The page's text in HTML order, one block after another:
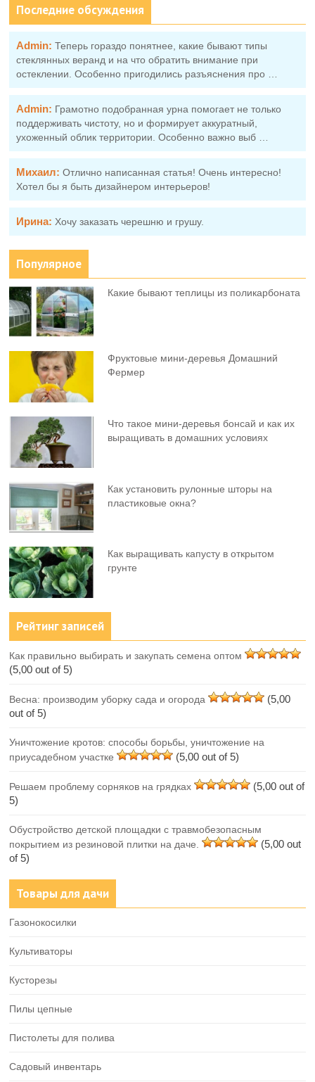
Последние обсуждения
Admin: Теперь гораздо понятнее, какие бывают типы
стеклянных веранд и на что обратить внимание при
остеклении. Особенно пригодились разъяснения про …
Admin: Грамотно подобранная урна помогает не только
поддерживать чистоту, но и формирует аккуратный,
ухоженный облик территории. Особенно важно выб …
Михаил: Отлично написанная статья! Очень интересно!
Хотел бы я быть дизайнером интерьеров!
Ирина: Хочу заказать черешню и грушу.
Популярное
Какие бывают теплицы из поликарбоната
Фруктовыe мини-деревья Домашний
Фермер
Что такое мини-деревья бонсай и как их
выращивать в домашних условиях
Как установить рулонные шторы на
пластиковые окна?
Как выращивать капусту в открытом
грунте
Рейтинг записей
Как правильно выбирать и закупать семена оптом
(5,00 out of 5)
Весна: производим уборку сада и огорода
(5,00
out of 5)
Уничтожение кротов: способы борьбы, уничтожение на
приусадебном участке
(5,00 out of 5)
Решаем проблему сорняков на грядках
(5,00 out of
5)
Обустройство детской площадки с травмобезопасным
покрытием из резиновой плитки на даче.
(5,00 out
of 5)
Товары для дачи
Газонокосилки
Культиваторы
Кусторезы
Пилы цепные
Пистолеты для полива
Садовый инвентарь